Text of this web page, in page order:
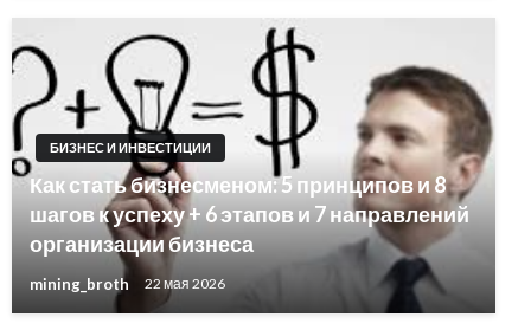
БИЗНЕС И ИНВЕСТИЦИИ
Как стать бизнесменом: 5 принципов и 8
шагов к успеху + 6 этапов и 7 направлений
организации бизнеса
mining_broth 22 мая 2026